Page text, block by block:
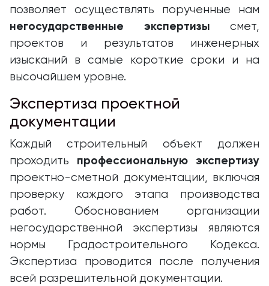
позволяет осуществлять порученные нам
негосударственные экспертизы смет,
проектов и результатов инженерных
изысканий в самые короткие сроки и на
высочайшем уровне.
Экспертиза проектной
документации
Каждый строительный объект должен
проходить профессиональную экспертизу
проектно-сметной документации, включая
проверку каждого этапа производства
работ. Обоснованием организации
негосударственной экспертизы являются
нормы Градостроительного Кодекса.
Экспертиза проводится после получения
всей разрешительной документации.